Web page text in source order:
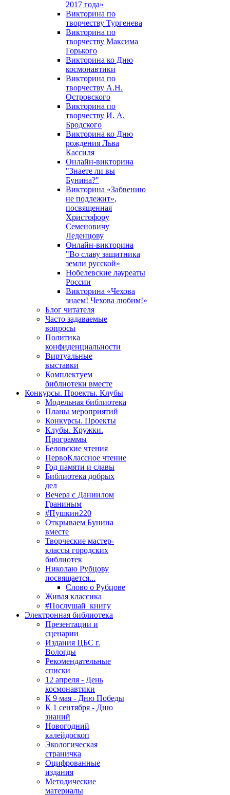
2017 года»
Викторина по
творчеству Тургенева
Викторина по
творчеству Максима
Горького
Викторина ко Дню
космонавтики
Викторина по
творчеству А.Н.
Островского
Викторина по
творчеству И. А.
Бродского
Викторина ко Дню
рождения Льва
Кассиля
Онлайн-викторина
"Знаете ли вы
Бунина?"
Викторина «Забвению
не подлежит»,
посвященная
Христофору
Семеновичу
Леденцову
Онлайн-викторина
"Во славу защитника
земли русской»
Нобелевские лауреаты
России
Викторина «Чехова
знаем! Чехова любим!»
Блог читателя
Часто задаваемые
вопросы
Политика
конфиденциальности
Виртуальные
выставки
Комплектуем
библиотеки вместе
Конкурсы. Проекты. Клубы
Модельная библиотека
Планы мероприятий
Конкурсы. Проекты
Клубы. Кружки.
Программы
Беловские чтения
ПервоКлассное чтение
Год памяти и славы
Библиотека добрых
дел
Вечера с Даниилом
Граниным
#Пушкин220
Открываем Бунина
вместе
Творческие мастер-
классы городских
библиотек
Николаю Рубцову
посвящается...
Слово о Рубцове
Живая классика
#Послушай_книгу
Электронная библиотека
Презентации и
сценарии
Издания ЦБС г.
Вологды
Рекомендательные
списки
12 апреля - День
космонавтики
К 9 мая - Дню Победы
К 1 сентября - Дню
знаний
Новогодний
калейдоскоп
Экологическая
страничка
Оцифрованные
издания
Методические
материалы